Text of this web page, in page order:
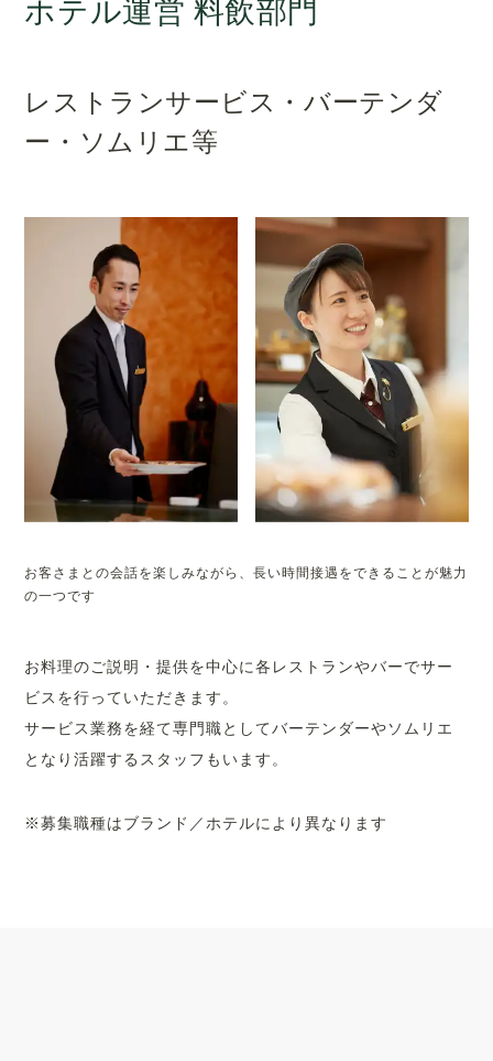
ホテル運営 料飲部門
レストランサービス・バーテンダ
ー・ソムリエ等
お料理のご説明・提供を中心に各レストランやバーでサー
ビスを行っていただきます。
サービス業務を経て専門職としてバーテンダーやソムリエ
となり活躍するスタッフもいます。
※募集職種はブランド／ホテルにより異なります
お客さまとの会話を楽しみながら、長い時間接遇をできることが魅力
の一つです